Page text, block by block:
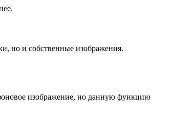
но и собственные изображения.
изображение, но данную функцию